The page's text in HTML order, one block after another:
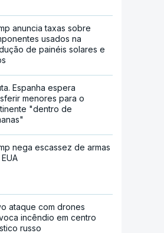
anuncia taxas sobre
usados na
de painéis solares e
Espanha espera
menores para o
"dentro de
nega escassez de armas
ataque com drones
incêndio em centro
russo